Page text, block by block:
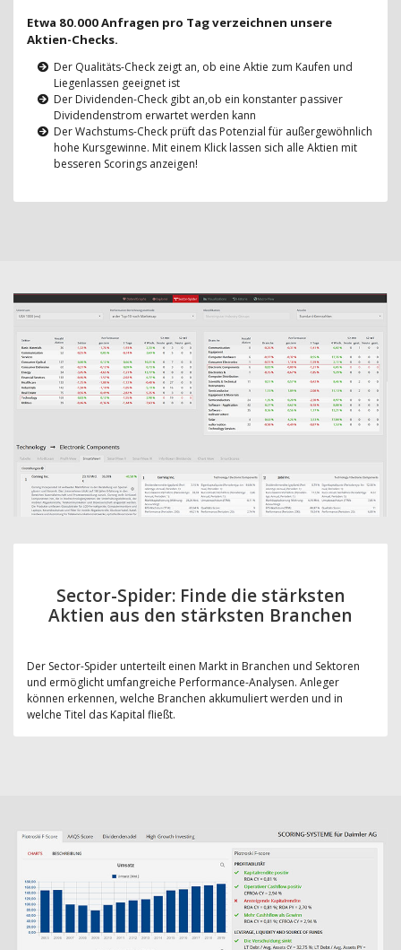
Etwa 80.000 Anfragen pro Tag verzeichnen unsere
Aktien-Checks.
Der Qualitäts-Check zeigt an, ob eine Aktie zum Kaufen und
Liegenlassen geeignet ist
Der Dividenden-Check gibt an,ob ein konstanter passiver
Dividendenstrom erwartet werden kann
Der Wachstums-Check prüft das Potenzial für außergewöhnlich
hohe Kursgewinne. Mit einem Klick lassen sich alle Aktien mit
besseren Scorings anzeigen!
Sector-Spider: Finde die stärksten
Aktien aus den stärksten Branchen
Der Sector-Spider unterteilt einen Markt in Branchen und Sektoren
und ermöglicht umfangreiche Performance-Analysen. Anleger
können erkennen, welche Branchen akkumuliert werden und in
welche Titel das Kapital fließt.